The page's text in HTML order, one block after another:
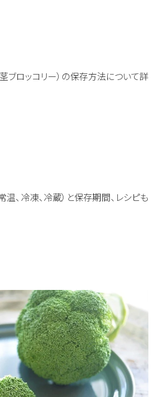
ブロッコリー）の保存方法について詳
、冷凍、冷蔵）と保存期間、レシピも